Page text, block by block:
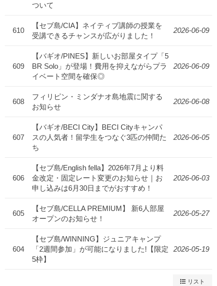
ついて
610
【セブ島/CIA】ネイティブ講師の授業を
受講できるチャンスが広がりました！
2026-06-09
609
【バギオ/PINES】新しいお部屋タイプ「5
BR Solo」が登場！費用を抑えながらプラ
イベート空間を確保◎
2026-06-09
608
フィリピン・ミンダナオ島地震に関する
お知らせ
2026-06-08
607
【バギオ/BECI City】BECI Cityキャンパ
スの人気者！留学生をつなぐ3匹の仲間た
ち
2026-06-05
606
【セブ島/English fella】2026年7月より料
金改定・固定レート変更のお知らせ｜お
申し込みは6月30日までがおすすめ！
2026-06-03
605
【セブ島/CELLA PREMIUM】 新6人部屋
オープンのお知らせ！
2026-05-27
604
【セブ島/WINNING】ジュニアキャンプ
「2週間参加」が可能になりました!【限定
5枠】
2026-05-19
リスト